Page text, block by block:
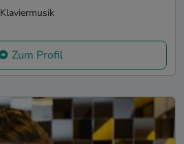
Zum Profil